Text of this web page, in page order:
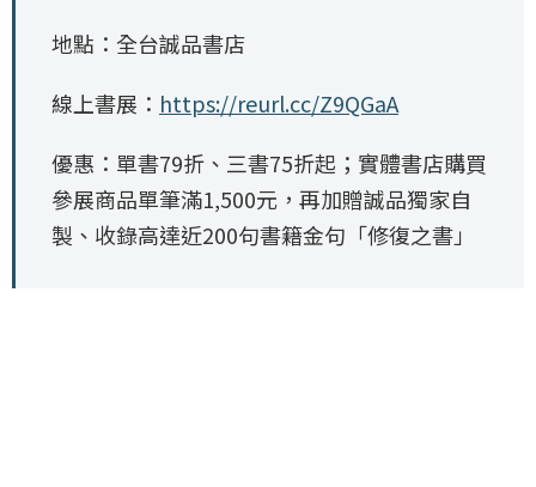
地點：全台誠品書店
線上書展： https://reurl.cc/Z9QGaA
優惠：單書79折、三書75折起；實體書店購買
參展商品單筆滿1,500元，再加贈誠品獨家自
製、收錄高達近200句書籍金句「修復之書」